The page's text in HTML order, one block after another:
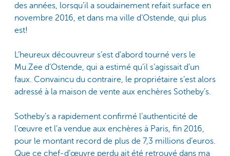
des années, lorsqu’il a soudainement refait surface en
novembre 2016, et dans ma ville d’Ostende, qui plus
est!
L’heureux découvreur s’est d’abord tourné vers le
Mu.Zee d’Ostende, qui a estimé qu’il s’agissait d’un
faux. Convaincu du contraire, le propriétaire s’est alors
adressé à la maison de vente aux enchères Sotheby’s.
Sotheby’s a rapidement confirmé l’authenticité de
l’œuvre et l’a vendue aux enchères à Paris, fin 2016,
pour le montant record de plus de 7,3 millions d’euros.
Que ce chef-d’œuvre perdu ait été retrouvé dans ma